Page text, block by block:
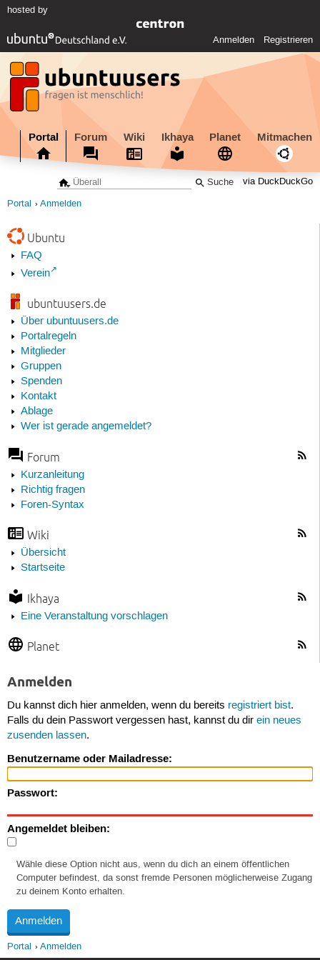
hosted by
Anmelden Registrieren
Portal Forum Wiki Ikhaya Planet Mitmachen
via DuckDuckGo
Portal Anmelden
Ubuntu
FAQ
Verein
ubuntuusers.de
Über ubuntuusers.de
Portalregeln
Mitglieder
Gruppen
Spenden
Kontakt
Ablage
Wer ist gerade angemeldet?
Forum
Kurzanleitung
Richtig fragen
Foren-Syntax
Wiki
Übersicht
Startseite
Ikhaya
Eine Veranstaltung vorschlagen
Planet
Anmelden
Du kannst dich hier anmelden, wenn du bereits registriert bist.
Falls du dein Passwort vergessen hast, kannst du dir ein neues
zusenden lassen.
Benutzername oder Mailadresse:
Passwort:
Angemeldet bleiben:
Wähle diese Option nicht aus, wenn du dich an einem öffentlichen
Computer befindest, da sonst fremde Personen möglicherweise Zugang
zu deinem Konto erhalten.
Portal Anmelden